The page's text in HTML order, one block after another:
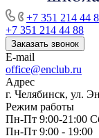
+7 351 214 44
+7 351 214 44 88
Заказать звонок
E-mail
office@enclub.ru
Адрес
г. Челябинск, ул.
Режим работы
Пн-Пт 9:00-21:00
Пн-Пт 9:00 - 19:00